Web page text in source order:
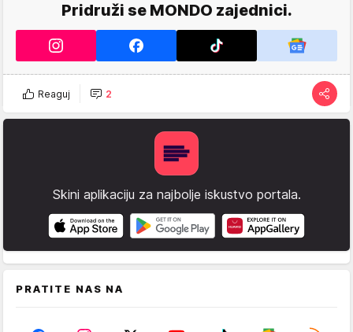
Pridruži se MONDO zajednici.
Reaguj 2
Skini aplikaciju za najbolje iskustvo portala.
PRATITE NAS NA